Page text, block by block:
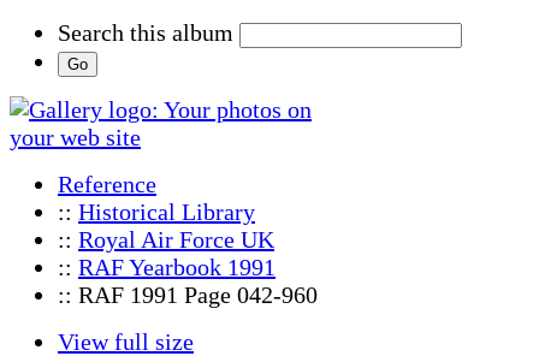
Search this album
Reference
:: Historical Library
:: Royal Air Force UK
:: RAF Yearbook 1991
:: RAF 1991 Page 042-960
View full size